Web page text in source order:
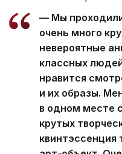
— Мы
очень много
невероятные
классных
нравится
и их образы.
в одном месте
крутых
квинтэссенция